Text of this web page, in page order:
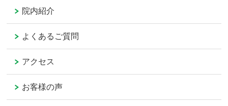
院内紹介
よくあるご質問
アクセス
お客様の声